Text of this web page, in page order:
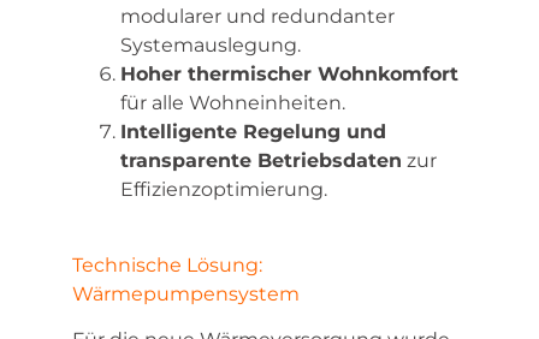
modularer und redundanter
Systemauslegung.
Hoher thermischer Wohnkomfort
für alle Wohneinheiten.
Intelligente Regelung und
transparente Betriebsdaten zur
Effizienzoptimierung.
Technische Lösung:
Wärmepumpensystem